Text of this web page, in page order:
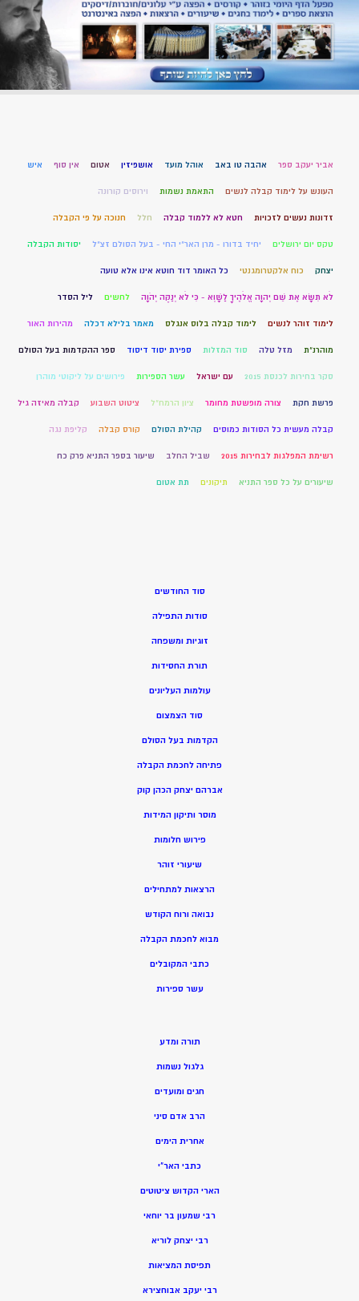
אביר יעקב ספר אהבה טו באב אוהל מועד אושפיזין אטום אין סוף איש
העונש על לימוד קבלה לנשים התאמת נשמות וירוסים קורונה
זדונות נעשים לזכויות חטא לא ללמוד קבלה חלל חנוכה על פי הקבלה
טקס יום ירושלים יחיד בדורו - מרן האר"י החי - בעל הסולם זצ"ל יסודות הקבלה
יצחק כוח אלקטרומגנטי כל האומר דוד חוטא אינו אלא טועה
לֹא תִשָּׂא אֶת שֵׁם יְהוָה אֱלֹהֶיךָ לַשָּׁוְא - כִּי לֹא יְנַקֶּה יְהֹוָה לחשים ליל הסדר
לימוד זוהר לנשים לימוד קבלה בלוס אנגלס מאמר בלילא דכלה מהירות האור
מוהרנ”ת מזל טלה סוד המזלות ספירת יסוד דיסוד ספר ההקדמות בעל הסולם
סקר בחירות לכנסת 2015 עם ישראל עשר הספירות פירושים על ליקוטי מוהרן
פרשת חקת צורה מופשטת מחומר ציון הרמח"ל ציטוט השבוע קבלה מאיזה גיל
קבלה מעשית כל הסודות כמוסים קהילת הסולם קורס קבלה קליפת נגה
רשימת המפלגות לבחירות 2015 שביל החלב שיעור בספר התניא פרק כח
שיעורים על כל ספר התניא תיקונים תת אטום
סוד החודשים
סודות התפילה
זוגיות ומשפחה
תורת החסידות
עולמות העליונים
סוד הצמצום
הקדמות בעל הסולם
פתיחה לחכמת הקבלה
אברהם יצחק הכהן קוק
מוסר ותיקון המידות
פירוש חלומות
שיעורי זוהר
הרצאות למתחילים
נבואה ורוח הקודש
מבוא לחכמת הקבלה
כתבי המקובלים
עשר ספירות
תורה ומדע
גלגול נשמות
חגים ומועדים
הרב אדם סיני
אחרית הימים
כתבי האר”י
הארי הקדוש ציטוטים
רבי שמעון בר יוחאי
רבי יצחק לוריא
תפיסת המציאות
רבי יעקב אבוחצירא